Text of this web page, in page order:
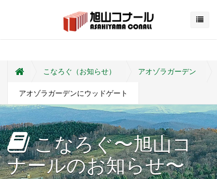
こなろぐ（お知らせ） アオゾラガーデン
アオゾラガーデンにウッドゲート
こなろぐ〜旭山コ
ナールのお知らせ〜